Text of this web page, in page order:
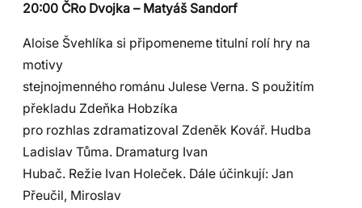
20:00 ČRo Dvojka – Matyáš Sandorf
Aloise Švehlíka si připomeneme titulní rolí hry na
motivy
stejnojmenného románu Julese Verna. S použitím
překladu Zdeňka Hobzíka
pro rozhlas zdramatizoval Zdeněk Kovář. Hudba
Ladislav Tůma. Dramaturg Ivan
Hubač. Režie Ivan Holeček. Dále účinkují: Jan
Přeučil, Miroslav